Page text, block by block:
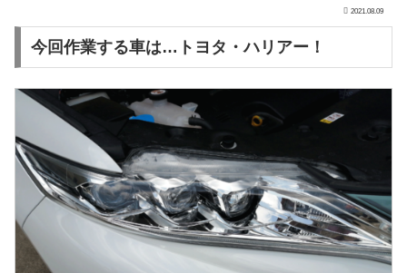
2021.08.09
今回作業する車は…トヨタ・ハリアー！